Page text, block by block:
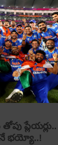
ప్లేయర్లు..
భయ్యో..!